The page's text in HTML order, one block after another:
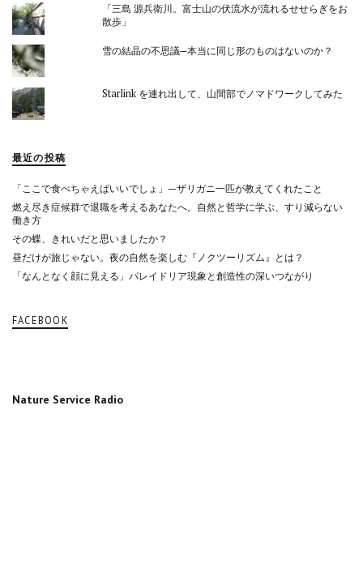
「三島 源兵衛川。富士山の伏流水が流れるせせらぎをお
散歩」
雪の結晶の不思議─本当に同じ形のものはないのか？
Starlink を連れ出して、山間部でノマドワークしてみた
最近の投稿
「ここで食べちゃえばいいでしょ」—ザリガニ一匹が教えてくれたこと
燃え尽き症候群で退職を考えるあなたへ。自然と哲学に学ぶ、すり減らない
働き方
その蝶、きれいだと思いましたか？
昼だけが旅じゃない。夜の自然を楽しむ『ノクツーリズム』とは？
「なんとなく顔に見える」パレイドリア現象と創造性の深いつながり
FACEBOOK
Nature Service Radio